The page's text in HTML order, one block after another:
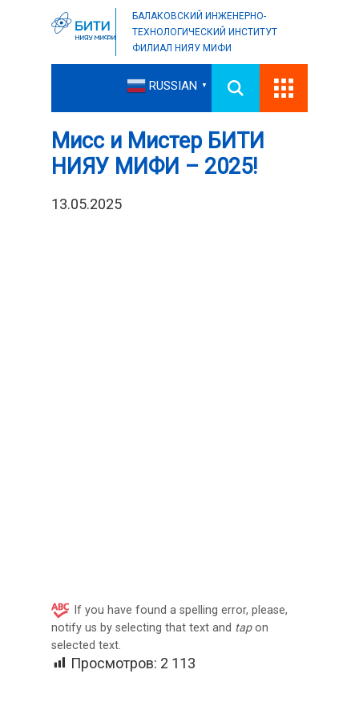
БАЛАКОВСКИЙ ИНЖЕНЕРНО-
ТЕХНОЛОГИЧЕСКИЙ ИНСТИТУТ
ФИЛИАЛ НИЯУ МИФИ
RUSSIAN ▼
Мисс и Мистер БИТИ
НИЯУ МИФИ – 2025!
13.05.2025
If you have found a spelling error, please,
notify us by selecting that text and tapon
selected text.
Просмотров: 2 113